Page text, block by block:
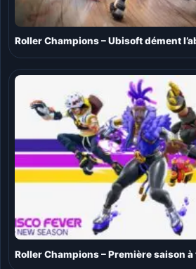
Roller Champions – Ubisoft dément
Roller Champions – Première saison